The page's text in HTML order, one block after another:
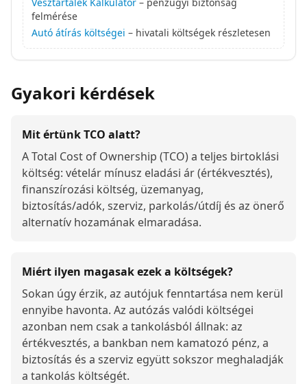
felmérése
Autó átírás költségei – hivatali költségek részletesen
Gyakori kérdések
Mit értünk TCO alatt?
A Total Cost of Ownership (TCO) a teljes birtoklási
költség: vételár mínusz eladási ár (értékvesztés),
finanszírozási költség, üzemanyag,
biztosítás/adók, szerviz, parkolás/útdíj és az önerő
alternatív hozamának elmaradása.
Miért ilyen magasak ezek a költségek?
Sokan úgy érzik, az autójuk fenntartása nem kerül
ennyibe havonta. Az autózás valódi költségei
azonban nem csak a tankolásból állnak: az
értékvesztés, a bankban nem kamatozó pénz, a
biztosítás és a szerviz együtt sokszor meghaladják
a tankolás költségét.